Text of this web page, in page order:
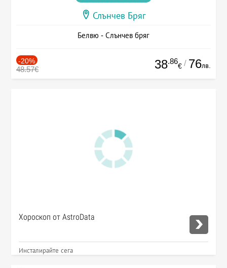
Слънчев Бряг
Белвю - Слънчев бряг
-20%
48.57€ 38.86
€ / 76лв.
Хороскоп от AstroData
Инсталирайте сега